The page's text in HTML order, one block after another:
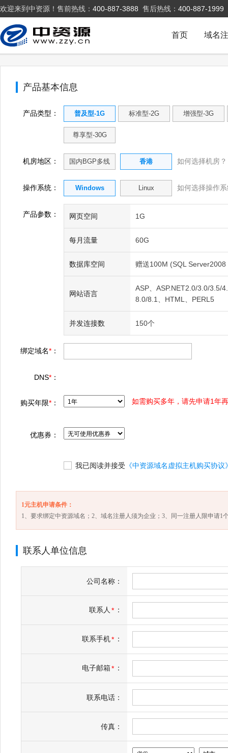
欢迎来到中资源！售前热线： 400-887-3888 售后热线： 400-887-1999
域名
首页
产品基本信息
产品类型： 普及型-1G 标准型-2G 增强型-3G
尊享型-30G
机房地区： 国内BGP多线 香港 如何选择机房？
操作系统： Windows Linux 如何选择操作
产品参数： 网页空间 1G
每月流量 60G
数据库空间 赠送100M (SQL
网站语言
ASP、ASP.NET2.0/3.0/3.5/
8.0/8.1、HTML、PERL5
并发连接数 150个
绑定域名* ：
DNS* ：
购买年限* ： 如需购买多年，请先申请1年
优惠券：
我已阅读并接受 《中资源域名虚拟主机购买协议
1元主机申请条件：
1、要求绑定中资源域名；2、域名注册人须为企业；3、同一注册人限申请1
联系人单位信息
公司名称：
联系人 * ：
联系手机* ：
电子邮箱* ：
联系电话：
传真：